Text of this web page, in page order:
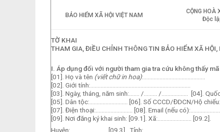
BẢO HIỂM XÃ HỘI VIỆT NAM
CỘNG HOÀ
Độc
TỜ KHAI
THAM GIA, ĐIỀU CHỈNH THÔNG TIN BẢO HIỂM XÃ HỘI,
I. Áp dụng đối với người tham gia tra cứu không thấy
[01]. Họ và tên (viết chữ in hoa):……………………………………
[02]. Giới tính:…………………………………………………………..
[03]. Ngày, tháng, năm sinh:……. /……… /……………… [04].
[05]. Dân tộc:…………………….. [06]. Số CCCD/ĐDCN/Hộ
[07]. Điện thoại:……………………. [08]. Email (nếu
[09]. Nơi đăng ký khai sinh: [09.1]. Xã:………………….. [09.2].
Huyện: ………………….. [09.3]. Tỉnh:……………………………….